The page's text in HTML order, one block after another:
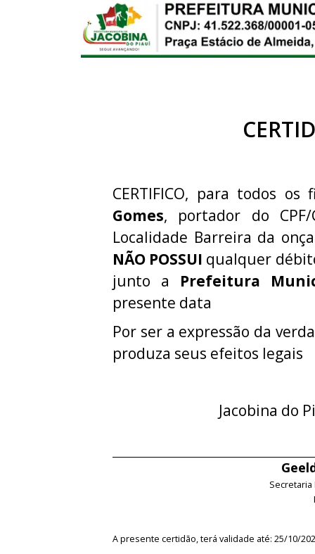
CERTIFICO, para todos
Gomes, portador do CPF/
Localidade Barreira da
NÃO POSSUI qualquer
junto a Prefeitura
presente data
Por ser a expressão da
produza seus efeitos legais
Jacobina do
A presente certidão, terá validade até: 25/10/